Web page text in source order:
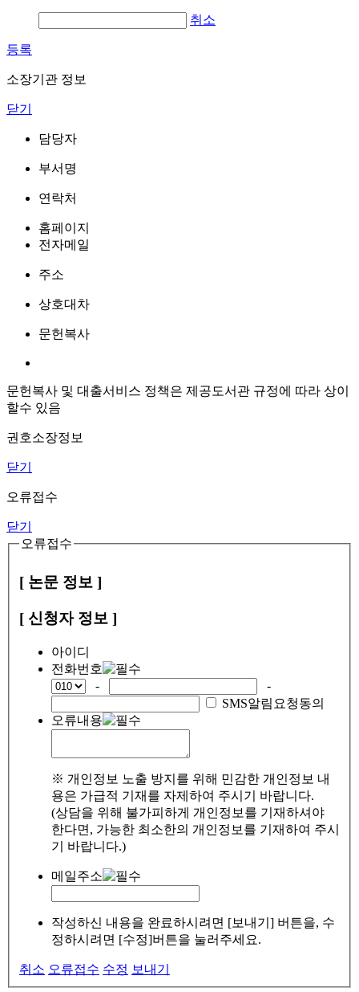
취소
등록
소장기관 정보
닫기
담당자
부서명
연락처
홈페이지
전자메일
주소
상호대차
문헌복사
문헌복사 및 대출서비스 정책은 제공도서관 규정에 따라 상이
할수 있음
권호소장정보
닫기
오류접수
닫기
오류접수
[ 논문 정보 ]
[ 신청자 정보 ]
아이디
전화번호
-
-
SMS알림요청동의
오류내용
※ 개인정보 노출 방지를 위해 민감한 개인정보 내
용은 가급적 기재를 자제하여 주시기 바랍니다.
(상담을 위해 불가피하게 개인정보를 기재하셔야
한다면, 가능한 최소한의 개인정보를 기재하여 주시
기 바랍니다.)
메일주소
작성하신 내용을 완료하시려면 [보내기] 버튼을, 수
정하시려면 [수정]버튼을 눌러주세요.
취소 오류접수 수정 보내기